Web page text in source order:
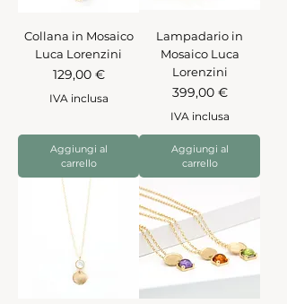
Collana in Mosaico
Luca Lorenzini
Prezzo
129,00 €
IVA inclusa
Aggiungi al
carrello
Lampadario in
Mosaico Luca
Lorenzini
Prezzo
399,00 €
IVA inclusa
Aggiungi al
carrello